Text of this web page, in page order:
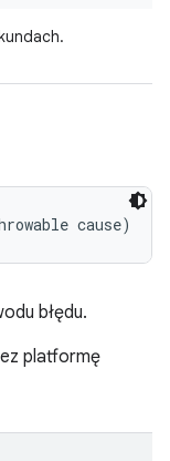
cause)
błędu.
platformę